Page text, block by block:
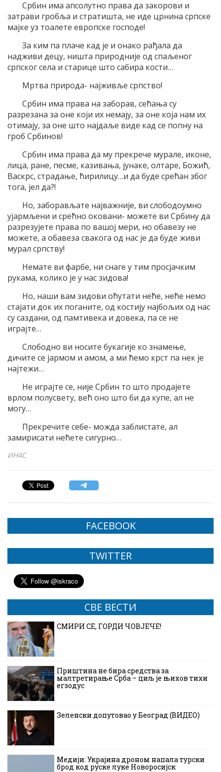
Србин има апсолутно права да закорови и
затрави гробља и стратишта, не иде црнина српске
мајке уз тоалете европске господе!
За ким па плаче кад је и онако рађала да
надживи децу, ништа природније од спаљеног
српског села и старице што сабира кости…
Мртва природа- најживље српство!
Србин има права на заборав, сећања су
разрезана за оне који их немају, за оне која нам их
отимају, за оне што најдаље виде кад се попну на
гроб Србинов!
Србин има права да му прекрече мурале, иконе,
лица, ране, песме, казивања, јунаке, олтаре, Божић,
Васкрс, страдање, ћирилицу…и да буде срећан због
тога, јел да?!
Но, заборављате најважније, ви слободоумно
ујармљени и срећно оковани- можете ви Србину да
разрезујете права по вашој мери, но обавезу не
можете, а обавеза свакога од нас је да буде живи
мурал српству!
Немате ви фарбе, ни снаге у тим просјачким
рукама, колико је у нас зидова!
Но, наши вам зидови оћутати неће, неће немо
стајати док их поганите, од костију најбољих од нас
су саздани, од памтивека и довека, па се не
играјте…
Слободно ви носите букагије ко знамење,
дичите се јармом и амом, а ми ћемо крст па нек је
најтежи…
Не играјте се, није Србин то што продајете
врлом полусвету, већ оно што би да купе, ал не
могу…
Прекречите себе- можда заблистате, ал
замирисати нећете сигурно…
ИН4С
FACEBOOK
TWITTER
СВЕ ВЕСТИ
СМИРИ СЕ, ГОРДИ ЧОВЈЕЧЕ!
Приштина не бира средства за
малтретирање Срба – циљ је њихов тихи
егзодус
Зеленски допутовао у Београд (ВИДЕО)
Медији: Украјина дроном напала турски
брод код руске луке Новоросијск